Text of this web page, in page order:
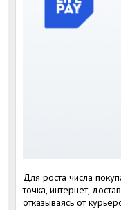
Для роста числа
точка, интернет,
отказываясь от